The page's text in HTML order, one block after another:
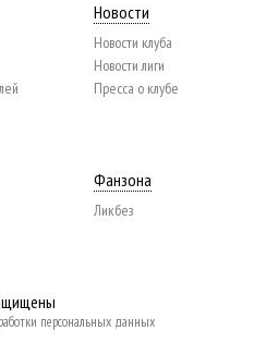
Новости
Новости клуба
Новости лиги
Пресса о клубе
Фанзона
Ликбез
персональных данных